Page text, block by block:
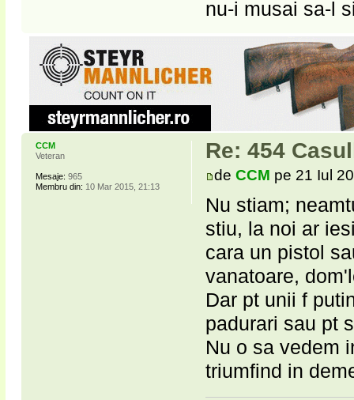
nu-i musai sa-l
Re: 454
deCCM pe 21 Iul
Nu stiam;
stiu, la noi ar
cara un pistol
vanatoare,
Dar pt unii f
padurari sau pt
Nu o sa vedem
triumfind in
CCM
Veteran
Mesaje: 965
Membru din: 10 Mar 2015, 21:13